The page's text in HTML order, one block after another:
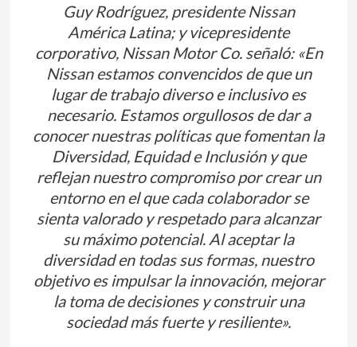
Guy Rodríguez, presidente Nissan
América Latina; y vicepresidente
corporativo, Nissan Motor Co. señaló: «En
Nissan estamos convencidos de que un
lugar de trabajo diverso e inclusivo es
necesario. Estamos orgullosos de dar a
conocer nuestras políticas que fomentan la
Diversidad, Equidad e Inclusión y que
reflejan nuestro compromiso por crear un
entorno en el que cada colaborador se
sienta valorado y respetado para alcanzar
su máximo potencial. Al aceptar la
diversidad en todas sus formas, nuestro
objetivo es impulsar la innovación, mejorar
la toma de decisiones y construir una
sociedad más fuerte y resiliente».